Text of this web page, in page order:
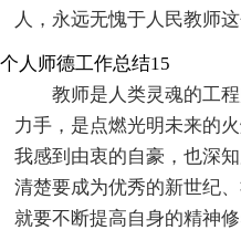
人，永远无愧于人民教师这
个人师德工作总结15
教师是人类灵魂的工
力手，是点燃光明未来的
我感到由衷的自豪，也深
清楚要成为优秀的新世纪
就要不断提高自身的精神